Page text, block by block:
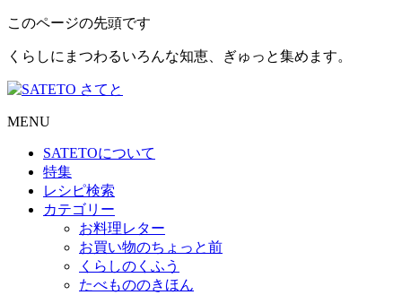
このページの先頭です
くらしにまつわるいろんな知恵、ぎゅっと集めます。
MENU
SATETOについて
特集
レシピ検索
カテゴリー
お料理レター
お買い物のちょっと前
くらしのくふう
たべもののきほん